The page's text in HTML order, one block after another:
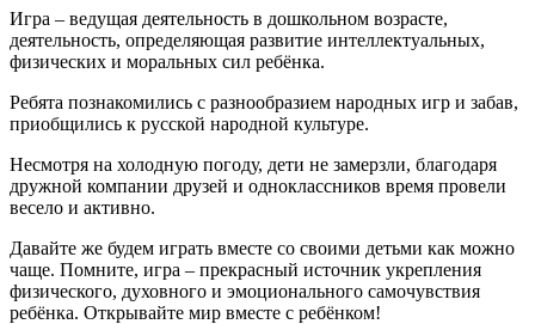
Игра – ведущая деятельность в дошкольном возрасте,
деятельность, определяющая развитие интеллектуальных,
физических и моральных сил ребёнка.
Ребята познакомились с разнообразием народных игр и забав,
приобщились к русской народной культуре.
Несмотря на холодную погоду, дети не замерзли, благодаря
дружной компании друзей и одноклассников время провели
весело и активно.
Давайте же будем играть вместе со своими детьми как можно
чаще. Помните, игра – прекрасный источник укрепления
физического, духовного и эмоционального самочувствия
ребёнка. Открывайте мир вместе с ребёнком!